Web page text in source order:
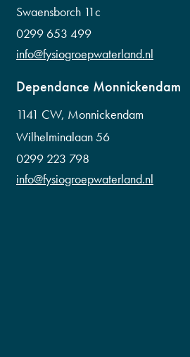
Swaensborch 11c
0299 653 499
info@fysiogroepwaterland.nl
Dependance Monnickendam
1141 CW, Monnickendam
Wilhelminalaan 56
0299 223 798
info@fysiogroepwaterland.nl